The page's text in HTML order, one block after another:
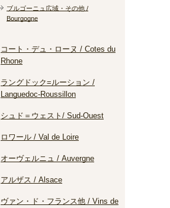
ブルゴーニュ広域・その他 /
Bourgogne
コート・デュ・ローヌ / Cotes du
Rhone
ラングドック=ルーション /
Languedoc-Roussillon
シュド＝ウェスト/ Sud-Ouest
ロワール / Val de Loire
オーヴェルニュ / Auvergne
アルザス / Alsace
ヴァン・ド・フランス他 / Vins de